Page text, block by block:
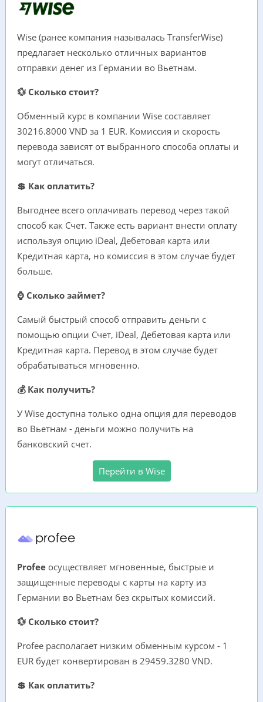
Wise (ранее компания называлась TransferWise)
предлагает несколько отличных вариантов
отправки денег из Германии во Вьетнам.
💱 Сколько стоит?
Обменный курс в компании Wise составляет
30216.8000 VND за 1 EUR. Комиссия и скорость
перевода зависят от выбранного способа оплаты и
могут отличаться.
💲 Как оплатить?
Выгоднее всего оплачивать перевод через такой
способ как Счет. Также есть вариант внести оплату
используя опцию iDeal, Дебетовая карта или
Кредитная карта, но комиссия в этом случае будет
больше.
⌚ Сколько займет?
Самый быстрый способ отправить деньги с
помощью опции Счет, iDeal, Дебетовая карта или
Кредитная карта. Перевод в этом случае будет
обрабатываться мгновенно.
💰 Как получить?
У Wise доступна только одна опция для переводов
во Вьетнам - деньги можно получить на
банковский счет.
Перейти в Wise
Profee осуществляет мгновенные, быстрые и
защищенные переводы с карты на карту из
Германии во Вьетнам без скрытых комиссий.
💱 Сколько стоит?
Profee располагает низким обменным курсом - 1
EUR будет конвертирован в 29459.3280 VND.
💲 Как оплатить?